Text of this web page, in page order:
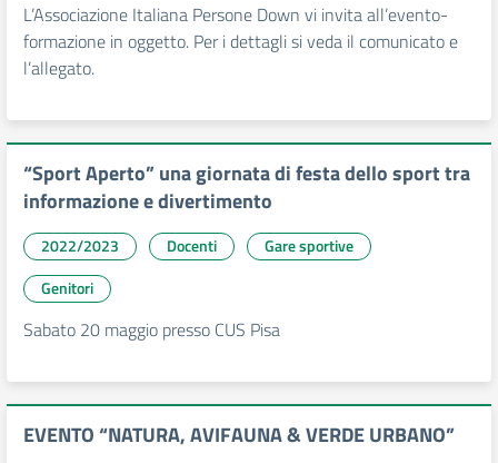
L’Associazione Italiana Persone Down vi invita all’evento-
formazione in oggetto. Per i dettagli si veda il comunicato e
l’allegato.
“Sport Aperto” una giornata di festa dello sport tra
informazione e divertimento
2022/2023 Docenti
Gare sportive
Genitori
Sabato 20 maggio presso CUS Pisa
EVENTO “NATURA, AVIFAUNA & VERDE URBANO”